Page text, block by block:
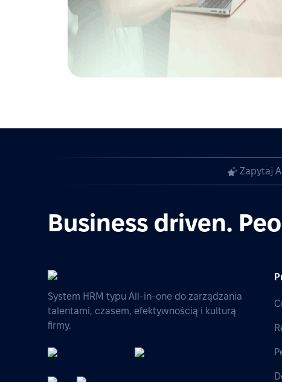
Zapytaj
Business driven.
System HRM typu All-in-one do zarządzania
talentami, czasem, efektywnością i kulturą
firmy.